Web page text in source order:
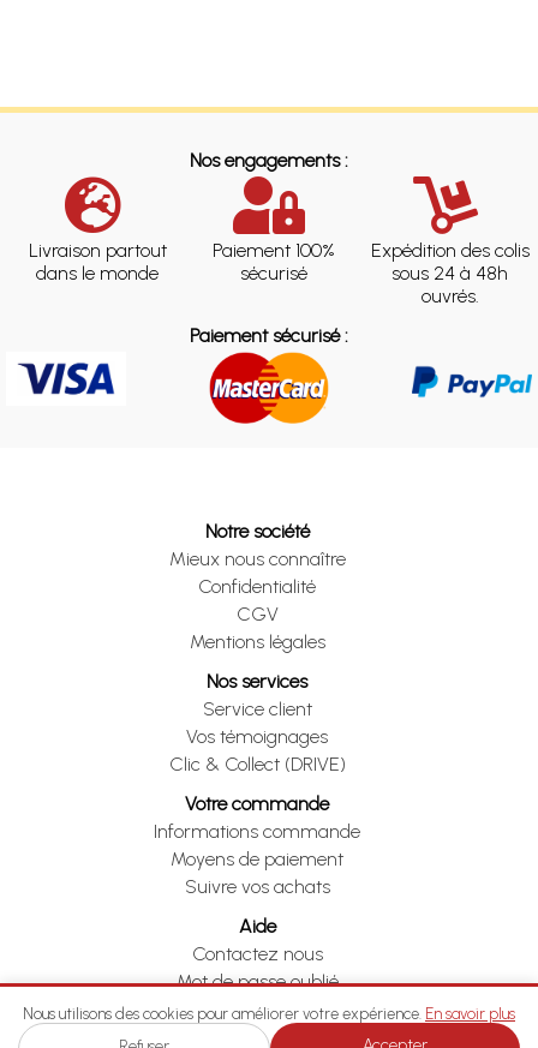
Nos engagements :
Livraison partout
dans le monde
Paiement 100%
sécurisé
Expédition des colis
sous 24 à 48h
ouvrés.
Paiement sécurisé :
Notre société
Mieux nous connaître
Confidentialité
CGV
Mentions légales
Nos services
Service client
Vos témoignages
Clic & Collect (DRIVE)
Votre commande
Informations commande
Moyens de paiement
Suivre vos achats
Aide
Contactez nous
Mot de passe oublié
Je me rétracte
Nous utilisons des cookies pour améliorer votre expérience. En savoir plus